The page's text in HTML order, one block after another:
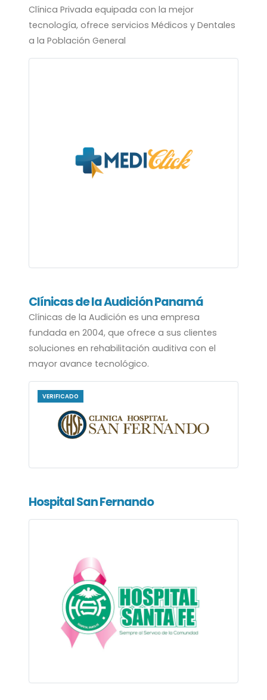
Clínica Privada equipada con la mejor
tecnología, ofrece servicios Médicos y Dentales
a la Población General
Clínicas de la Audición Panamá
Clínicas de la Audición es una empresa
fundada en 2004, que ofrece a sus clientes
soluciones en rehabilitación auditiva con el
mayor avance tecnológico.
VERIFICADO
Hospital San Fernando